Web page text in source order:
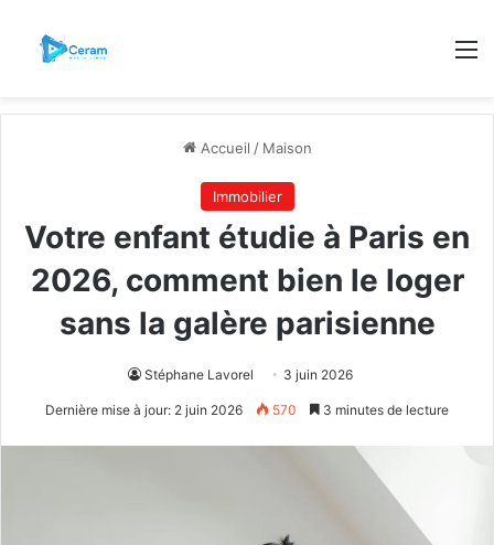
Accueil / Maison
Immobilier
Votre enfant étudie à Paris en
2026, comment bien le loger
sans la galère parisienne
Stéphane Lavorel 3 juin 2026
Dernière mise à jour: 2 juin 2026 570 3 minutes de lecture